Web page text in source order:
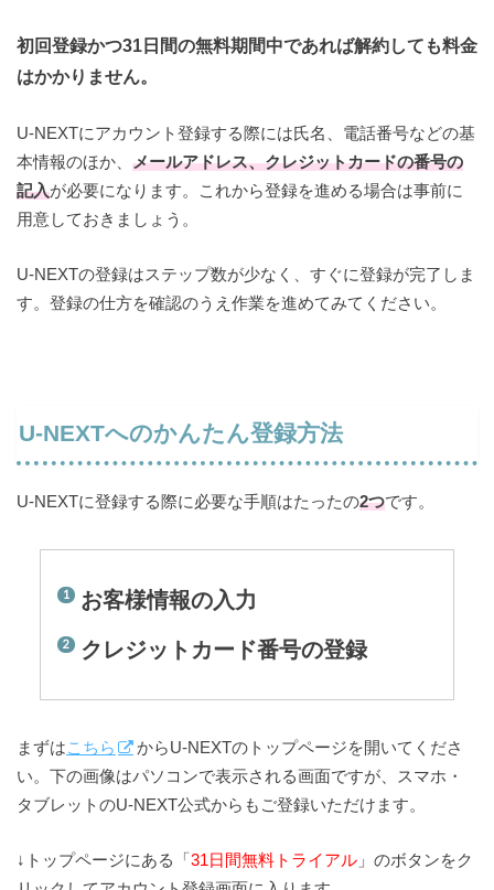
初回登録かつ31日間の無料期間中であれば解約しても料金
はかかりません。
U-NEXTにアカウント登録する際には氏名、電話番号などの基
本情報のほか、 メールアドレス、クレジットカードの番号の
記入が必要になります。これから登録を進める場合は事前に
用意しておきましょう。
U-NEXTの登録はステップ数が少なく、すぐに登録が完了しま
す。登録の仕方を確認のうえ作業を進めてみてください。
U-NEXTへのかんたん登録方法
U-NEXTに登録する際に必要な手順はたったの2つです。
お客様情報の入力
クレジットカード番号の登録
まずはこちら
からU-NEXTのトップページを開いてくださ
い。下の画像はパソコンで表示される画面ですが、スマホ・
タブレットのU-NEXT公式からもご登録いただけます。
↓トップページにある「31日間無料トライアル 」のボタンをク